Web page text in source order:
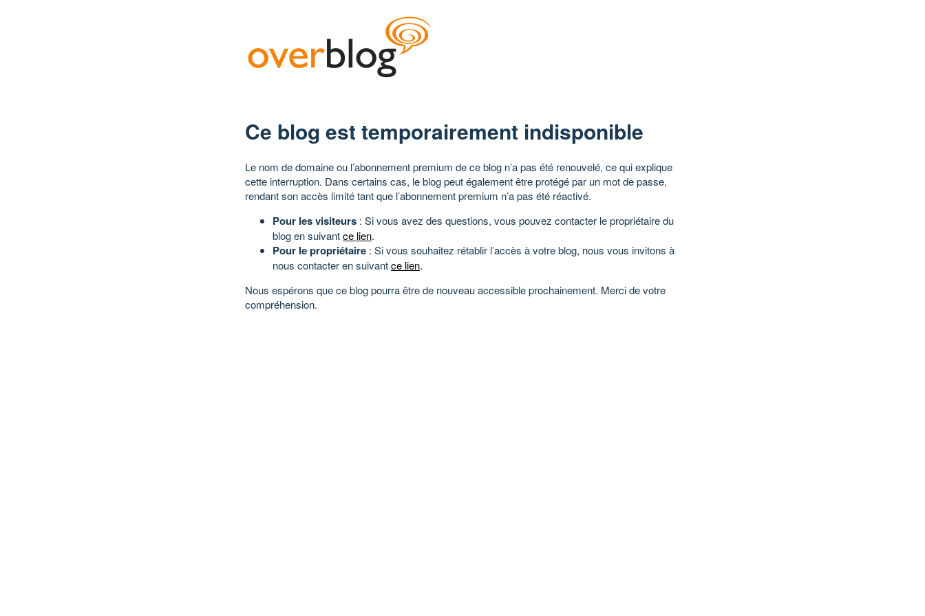
Ce blog est temporairement indisponible
Le nom de domaine ou l’abonnement premium de ce blog n’a pas été renouvelé, ce qui explique
cette interruption. Dans certains cas, le blog peut également être protégé par un mot de passe,
rendant son accès limité tant que l’abonnement premium n’a pas été réactivé.
Pour les visiteurs : Si vous avez des questions, vous pouvez contacter le propriétaire du
blog en suivantce lien.
Pour le propriétaire : Si vous souhaitez rétablir l’accès à votre blog, nous vous invitons à
nous contacter en suivantce lien.
Nous espérons que ce blog pourra être de nouveau accessible prochainement. Merci de votre
compréhension.